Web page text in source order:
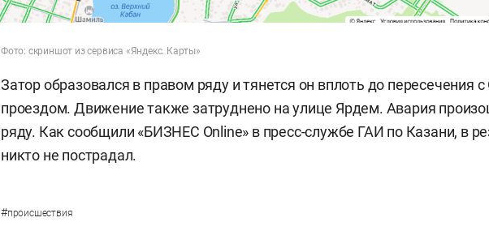
Фото: скриншот из сервиса «Яндекс. Карты»
Затор образовался в правом ряду и тянется он вплоть до пересечения
проездом. Движение также затруднено на улице Ярдем. Авария
ряду. Как сообщили «БИЗНЕС Online» в пресс-службе ГАИ по Казани, в
никто не пострадал.
#происшествия